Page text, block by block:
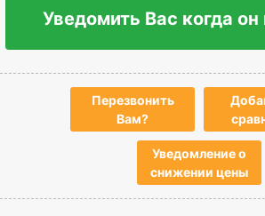
Уведомить Вас когда он
Перезвонить
Вам?
Уведомление о
снижении цены